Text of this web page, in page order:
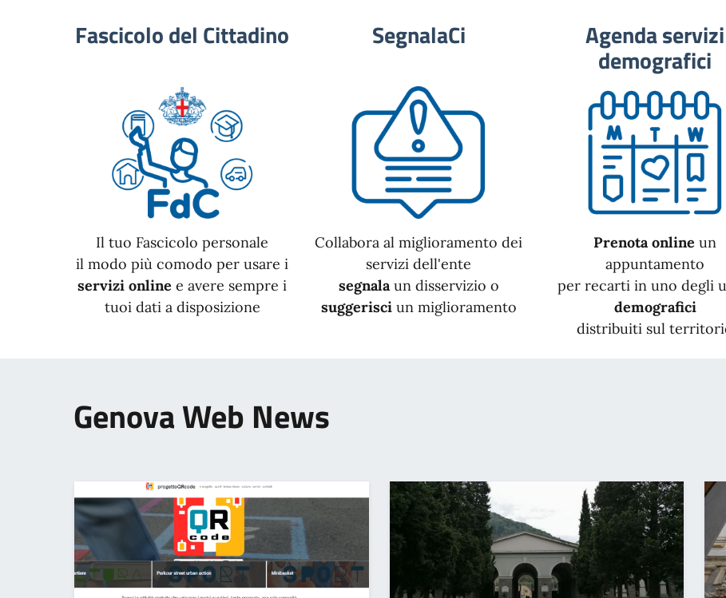
Fascicolo del Cittadino
Il tuo Fascicolo personale
il modo più comodo per usare i
servizi online e avere sempre i
tuoi dati a disposizione
SegnalaCi
Collabora al miglioramento dei
servizi dell'ente
segnalaun disservizio o
suggerisciun miglioramento
Agenda servizi
demografici
Prenota online un
appuntamento
per recarti in uno degli
demografici
distribuiti sul
Genova Web News